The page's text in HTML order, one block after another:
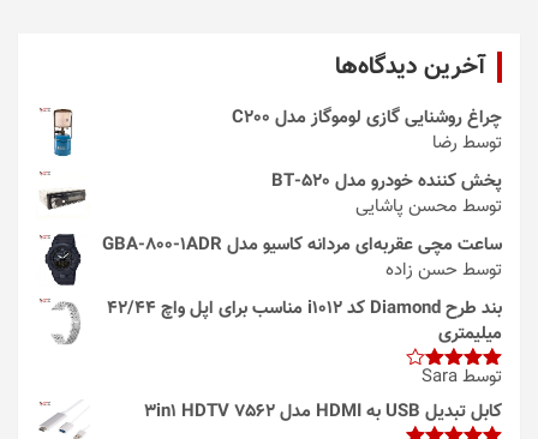
آخرین دیدگاه‌ها
چراغ روشنایی گازی لوموگاز مدل C200
توسط رضا
پخش کننده خودرو مدل 520-BT
توسط محسن پاشایی
ساعت مچی عقربه‌ای مردانه کاسیو مدل GBA-800-1ADR
توسط حسن زاده
بند طرح Diamond کد i1012 مناسب برای اپل واچ 42/44
میلیمتری
امتیاز4
از 5
توسط Sara
کابل تبدیل USB به HDMI مدل 3in1 HDTV 7562